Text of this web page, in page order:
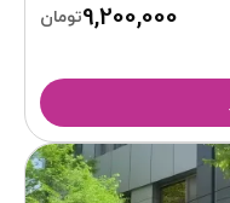
9,200,000تومان